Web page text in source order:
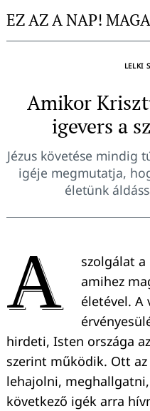
toEZ AZ A NAP!
LELKI
Amikor
igevers a
Jézus követése mindig
igéje megmutatja,
életünk
A
szolgálat a
amihez
életével. A
hirdeti, Isten országa
szerint működik. Ott
lehajolni,
következő igék arra